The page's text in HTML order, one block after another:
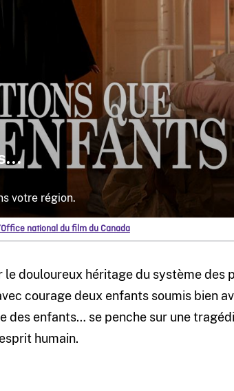
national du film du Canada
douloureux héritage du système des
courage deux enfants soumis bien
des enfants… se penche sur une
humain.